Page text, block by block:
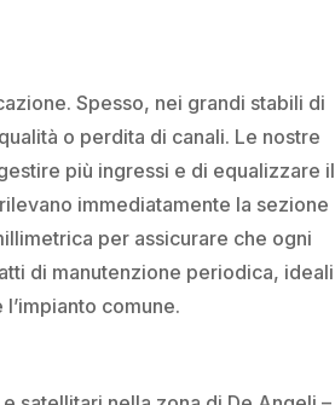
Spesso, nei grandi stabili di
o perdita di canali. Le nostre
più ingressi e di equalizzare il
immediatamente la sezione
per assicurare che ogni
di manutenzione periodica, ideali
comune.